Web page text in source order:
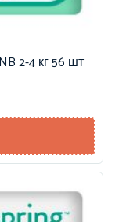
2-4 кг 56 шт